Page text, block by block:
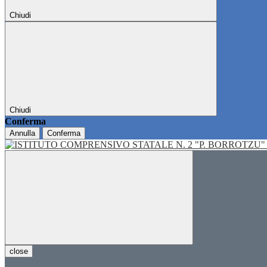
Chiudi
Chiudi
Conferma
Annulla Conferma
close